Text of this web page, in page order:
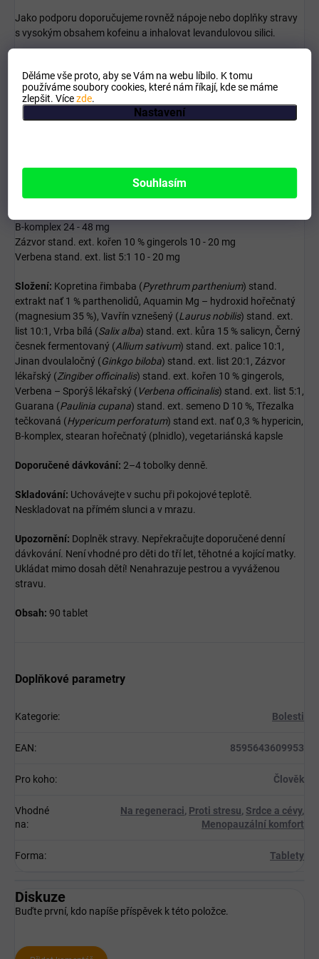
Děláme vše proto, aby se Vám na webu líbilo. K tomu
používáme soubory cookies, které nám říkají, kde se máme
zlepšit. Vícezde.
Nastavení
Souhlasím
Jako podporu doporučujeme rovněž nápoje nebo doplňky stravy
s vysokým obsahem kofeinu a inhalovat levandulovou silici.
Řimbaba obecná stand. ext. nať 1 % parthenolidů 200 - 400 mg
Aquamin Hořčík 200 - 400 mg
z toho hořčík 70 - 140 mg
Guarana stand. ext. semeno D 10 % 60 - 120 mg
Třezalka stand. ext. nať 0,3 % hypericin 60 - 120 mg
Černý česnek stand. ext. palice 10:1 40 - 80 mg
B-komplex 24 - 48 mg
Zázvor stand. ext. kořen 10 % gingerols 10 - 20 mg
Verbena stand. ext. list 5:1 10 - 20 mg
Složení: Kopretina řimbaba (Pyrethrum parthenium) stand.
extrakt nať 1 % parthenolidů, Aquamin Mg – hydroxid hořečnatý
(magnesium 35 %), Vavřín vznešený (Laurus nobilis) stand. ext.
list 10:1, Vrba bílá (Salix alba) stand. ext. kůra 15 % salicyn, Černý
česnek fermentovaný (Allium sativum) stand. ext. palice 10:1,
Jinan dvoulaločný (Ginkgo biloba) stand. ext. list 20:1, Zázvor
lékařský (Zingiber officinalis) stand. ext. kořen 10 % gingerols,
Verbena – Sporýš lékařský (Verbena officinalis) stand. ext. list 5:1,
Guarana (Paulinia cupana) stand. ext. semeno D 10 %, Třezalka
tečkovaná (Hypericum perforatum) stand ext. nať 0,3 % hypericin,
B-komplex, stearan hořečnatý (plnidlo), vegetariánská kapsle
Doporučené dávkování: 2–4 tobolky denně.
Skladování: Uchovávejte v suchu při pokojové teplotě.
Neskladovat na přímém slunci a v mrazu.
Upozornění: Doplněk stravy. Nepřekračujte doporučené denní
dávkování. Není vhodné pro děti do tří let, těhotné a kojící matky.
Ukládat mimo dosah dětí! Nenahrazuje pestrou a vyváženou
stravu.
Obsah: 90 tablet
Doplňkové parametry
Kategorie: Bolesti
EAN: 8595643609953
Pro koho: Člověk
Vhodné
na:
Na regeneraci, Proti stresu, Srdce a cévy,
Menopauzální komfort
Forma: Tablety
Diskuze
Buďte první, kdo napíše příspěvek k této položce.